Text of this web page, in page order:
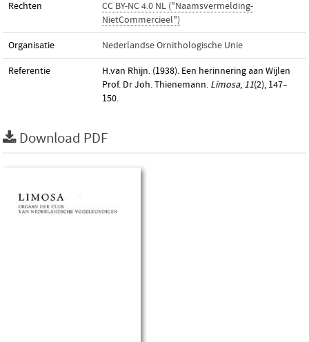
Rechten
CC BY-NC 4.0 NL ("Naamsvermelding-
NietCommercieel")
Organisatie Nederlandse Ornithologische Unie
Referentie
H.van Rhijn. (1938). Een herinnering aan Wijlen
Prof. Dr Joh. Thienemann. Limosa, 11(2), 147–
150.
Download PDF